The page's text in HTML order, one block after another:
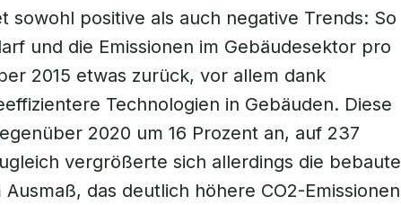
sowohl positive als auch negative Trends: So
und die Emissionen im Gebäudesektor pro
2015 etwas zurück, vor allem dank
Technologien in Gebäuden. Diese
2020 um 16 Prozent an, auf 237
vergrößerte sich allerdings die bebaute
das deutlich höhere CO2-Emissionen